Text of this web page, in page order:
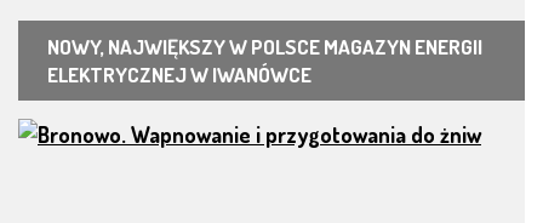
NOWY, NAJWIĘKSZY W POLSCE MAGAZYN ENERGII
ELEKTRYCZNEJ W IWANÓWCE